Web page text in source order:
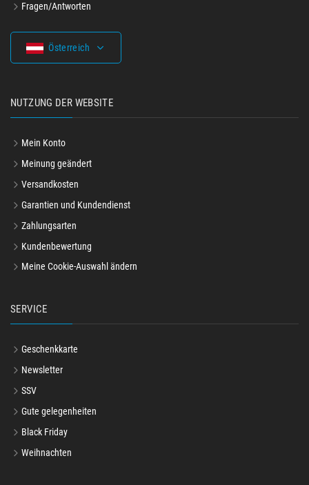
Fragen/Antworten
Österreich
NUTZUNG DER WEBSITE
Mein Konto
Meinung geändert
Versandkosten
Garantien und Kundendienst
Zahlungsarten
Kundenbewertung
Meine Cookie-Auswahl ändern
SERVICE
Geschenkkarte
Newsletter
SSV
Gute gelegenheiten
Black Friday
Weihnachten